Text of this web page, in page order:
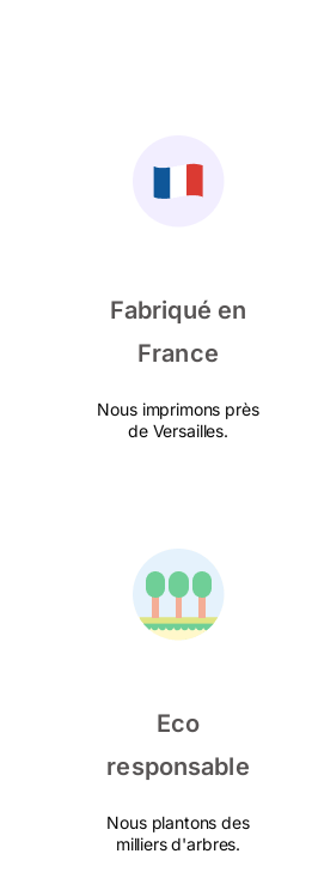
Fabriqué en
France
Nous imprimons près
de Versailles.
Eco
responsable
Nous plantons des
milliers d'arbres.